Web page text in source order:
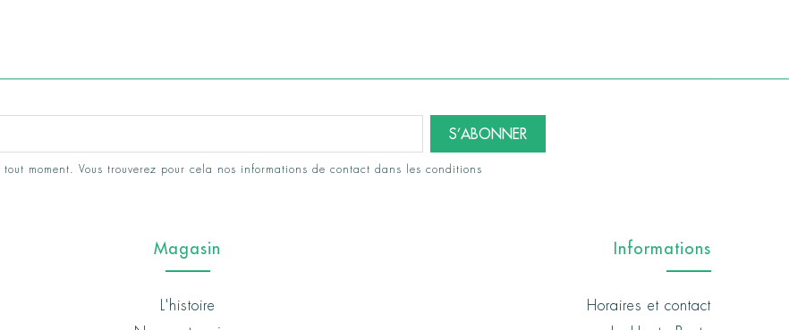
tout moment. Vous trouverez pour cela nos informations de contact dans les conditions
Magasin
L'histoire
Informations
Horaires et contact